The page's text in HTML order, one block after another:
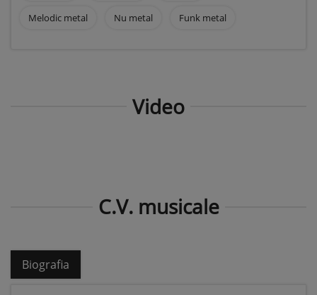
Melodic metal Nu metal Funk metal
Video
C.V. musicale
Biografia